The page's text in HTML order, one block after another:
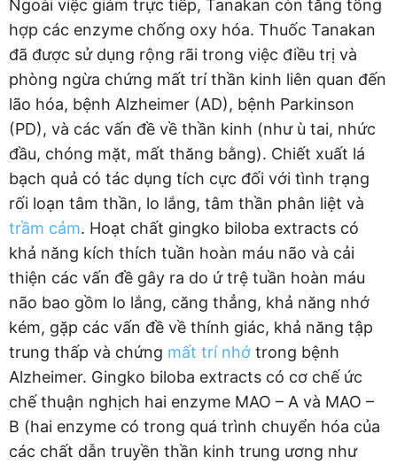
Ngoài việc giảm trực tiếp, Tanakan còn tăng tổng
hợp các enzyme chống oxy hóa. Thuốc Tanakan
đã được sử dụng rộng rãi trong việc điều trị và
phòng ngừa chứng mất trí thần kinh liên quan đến
lão hóa, bệnh Alzheimer (AD), bệnh Parkinson
(PD), và các vấn đề về thần kinh (như ù tai, nhức
đầu, chóng mặt, mất thăng bằng). Chiết xuất lá
bạch quả có tác dụng tích cực đối với tình trạng
rối loạn tâm thần, lo lắng, tâm thần phân liệt và
trầm cảm. Hoạt chất gingko biloba extracts có
khả năng kích thích tuần hoàn máu não và cải
thiện các vấn đề gây ra do ứ trệ tuần hoàn máu
não bao gồm lo lắng, căng thẳng, khả năng nhớ
kém, gặp các vấn đề về thính giác, khả năng tập
trung thấp và chứng mất trí nhớ trong bệnh
Alzheimer. Gingko biloba extracts có cơ chế ức
chế thuận nghịch hai enzyme MAO – A và MAO –
B (hai enzyme có trong quá trình chuyển hóa của
các chất dẫn truyền thần kinh trung ương như